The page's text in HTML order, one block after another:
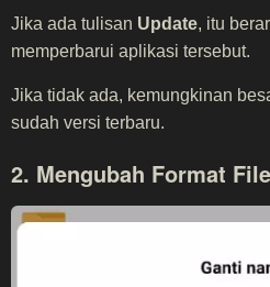
Jika ada tulisan Update, itu
memperbarui aplikasi tersebut.
Jika tidak ada, kemungkinan
sudah versi terbaru.
2. Mengubah Format File